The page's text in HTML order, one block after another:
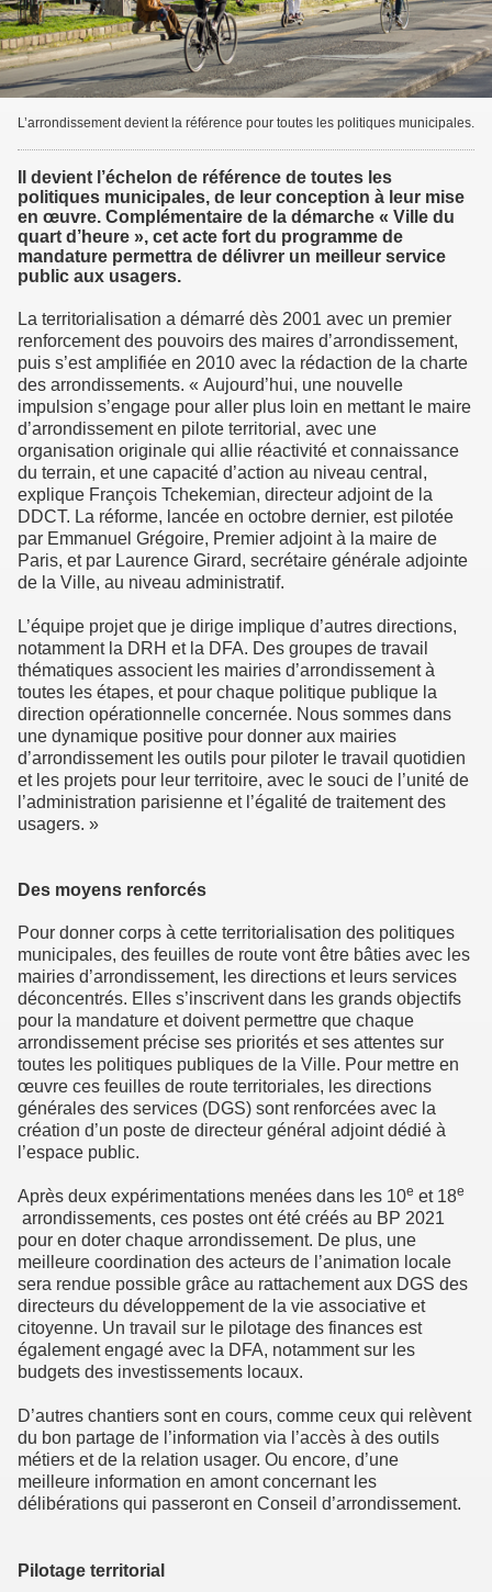
L’arrondissement devient la référence pour toutes les politiques municipales.
Il devient l’échelon de référence de toutes les
politiques municipales, de leur conception à leur mise
en œuvre. Complémentaire de la démarche « Ville du
quart d’heure », cet acte fort du programme de
mandature permettra de délivrer un meilleur service
public aux usagers.
La territorialisation a démarré dès 2001 avec un premier
renforcement des pouvoirs des maires d’arrondissement,
puis s’est amplifiée en 2010 avec la rédaction de la charte
des arrondissements. « Aujourd’hui, une nouvelle
impulsion s’engage pour aller plus loin en mettant le maire
d’arrondissement en pilote territorial, avec une
organisation originale qui allie réactivité et connaissance
du terrain, et une capacité d’action au niveau central,
explique François Tchekemian, directeur adjoint de la
DDCT. La réforme, lancée en octobre dernier, est pilotée
par Emmanuel Grégoire, Premier adjoint à la maire de
Paris, et par Laurence Girard, secrétaire générale adjointe
de la Ville, au niveau administratif.
L’équipe projet que je dirige implique d’autres directions,
notamment la DRH et la DFA. Des groupes de travail
thématiques associent les mairies d’arrondissement à
toutes les étapes, et pour chaque politique publique la
direction opérationnelle concernée. Nous sommes dans
une dynamique positive pour donner aux mairies
d’arrondissement les outils pour piloter le travail quotidien
et les projets pour leur territoire, avec le souci de l’unité de
l’administration parisienne et l’égalité de traitement des
usagers. »
Des moyens renforcés
Pour donner corps à cette territorialisation des politiques
municipales, des feuilles de route vont être bâties avec les
mairies d’arrondissement, les directions et leurs services
déconcentrés. Elles s’inscrivent dans les grands objectifs
pour la mandature et doivent permettre que chaque
arrondissement précise ses priorités et ses attentes sur
toutes les politiques publiques de la Ville. Pour mettre en
œuvre ces feuilles de route territoriales, les directions
générales des services (DGS) sont renforcées avec la
création d’un poste de directeur général adjoint dédié à
l’espace public.
Après deux expérimentations menées dans les 10e et 18e
arrondissements, ces postes ont été créés au BP 2021
pour en doter chaque arrondissement. De plus, une
meilleure coordination des acteurs de l’animation locale
sera rendue possible grâce au rattachement aux DGS des
directeurs du développement de la vie associative et
citoyenne. Un travail sur le pilotage des finances est
également engagé avec la DFA, notamment sur les
budgets des investissements locaux.
D’autres chantiers sont en cours, comme ceux qui relèvent
du bon partage de l’information via l’accès à des outils
métiers et de la relation usager. Ou encore, d’une
meilleure information en amont concernant les
délibérations qui passeront en Conseil d’arrondissement.
Pilotage territorial